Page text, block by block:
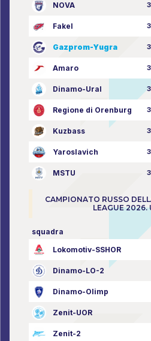
NOVA
Fakel
Gazprom-Yugra
Amaro
Dinamo-Ural
Regione di Orenburg
Kuzbass
Yaroslavich
MSTU
CAMPIONATO RUSSO
LEAGUE 2026.
squadra
Lokomotiv-SSHOR
Dinamo-LO-2
Dinamo-Olimp
Zenit-UOR
Zenit-2